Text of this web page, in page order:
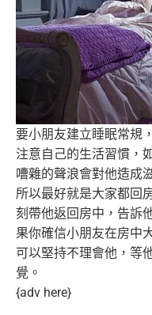
要小朋友建立睡眠常規
注意自己的生活習慣，
嘈雜的聲浪會對他造成
所以最好就是大家都回
刻帶他返回房中，告訴
果你確信小朋友在房中
可以堅持不理會他，等
覺。
{adv here}